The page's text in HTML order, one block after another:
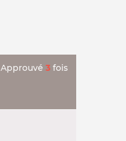
Approuvé 3 fois